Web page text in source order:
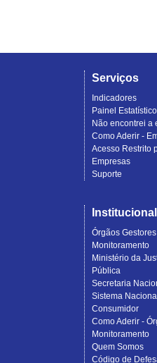
Serviços
Indicadores
Painel Estatístico
Não encontrei a
Como Aderir -
Acesso Restrito
Empresas
Suporte
Institucional
Órgãos
Monitoramento
Ministério da
Pública
Secretaria
Sistema
Consumidor
Como Aderir -
Monitoramento
Quem Somos
Código de